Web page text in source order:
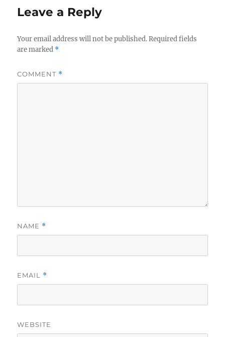
Leave a Reply
Your email address will not be published. Required fields
are marked *
COMMENT *
NAME *
EMAIL *
WEBSITE